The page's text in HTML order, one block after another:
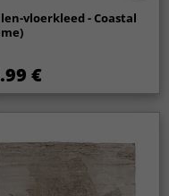
vloerkleed - Coastal
€